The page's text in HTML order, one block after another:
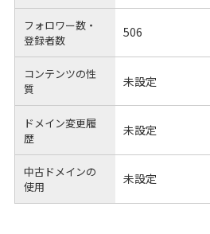
フォロワー数・
登録者数
506
コンテンツの性
質
未設定
ドメイン変更履
歴
未設定
中古ドメインの
使用
未設定